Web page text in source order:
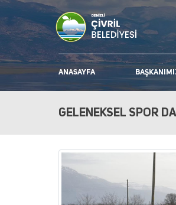
ANASAYFA
GELENEKSEL SPOR